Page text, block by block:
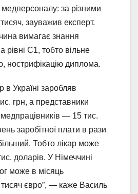
за різними
зауважив експерт.
вимагає знання
рівні C1, тобто вільне
нострифікацію диплома.
в Україні заробляв
грн, а представники
— 15 тис.
заробітної плати в рази
Тобто лікар може
доларів. У Німеччині
може в місяць
євро”, — каже Василь